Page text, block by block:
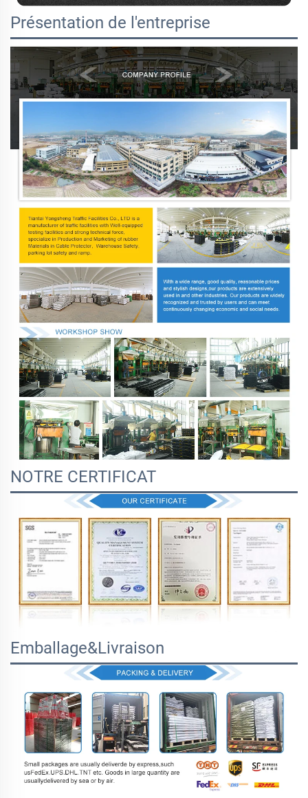
Présentation de l'entreprise
NOTRE CERTIFICAT
Emballage&Livraison